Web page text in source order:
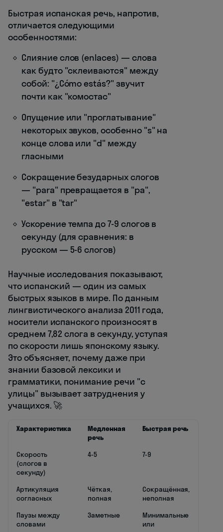
Быстрая испанская речь, напротив,
отличается следующими
особенностями:
Слияние слов (enlaces) — слова
как будто "склеиваются" между
собой: "¿Cómo estás?" звучит
почти как "комостас"
Опущение или "проглатывание"
некоторых звуков, особенно "s" на
конце слова или "d" между
гласными
Сокращение безударных слогов
— "para" превращается в "pa",
"estar" в "tar"
Ускорение темпа до 7-9 слогов в
секунду (для сравнения: в
русском — 5-6 слогов)
Научные исследования показывают,
что испанский — один из самых
быстрых языков в мире. По данным
лингвистического анализа 2011 года,
носители испанского произносят в
среднем 7,82 слога в секунду, уступая
по скорости лишь японскому языку.
Это объясняет, почему даже при
знании базовой лексики и
грамматики, понимание речи "с
улицы" вызывает затруднения у
учащихся. 🚀
Характеристика
Медленная
речь
Быстрая речь
Скорость
(слогов в
секунду)
4-5 7-9
Артикуляция
согласных
Чёткая,
полная
Сокращённая,
неполная
Паузы между
словами
Заметные
Минимальные
или